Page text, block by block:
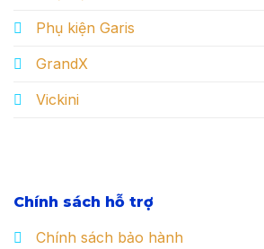
Phụ kiện Garis
GrandX
Vickini
Chính sách hỗ trợ
Chính sách bảo hành